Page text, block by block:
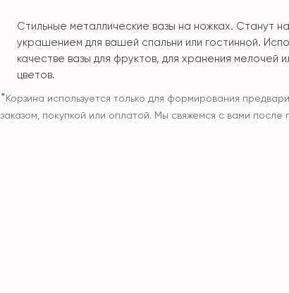
Стильные металлические вазы на ножках. Станут
украшением для вашей спальни или гостинной.
качестве вазы для фруктов, для хранения мелочей
цветов.
*Корзина используется только для формирования
заказом, покупкой или оплатой. Мы свяжемся с вами